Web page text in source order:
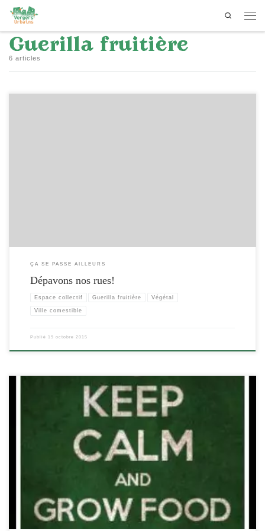
Passer au contenu
Search
Guerilla fruitière
6 articles
ÇA SE PASSE AILLEURS
Dépavons nos rues!
Espace collectif Guerilla fruitière Végétal
Ville comestible
Publié 19 octobre 2015